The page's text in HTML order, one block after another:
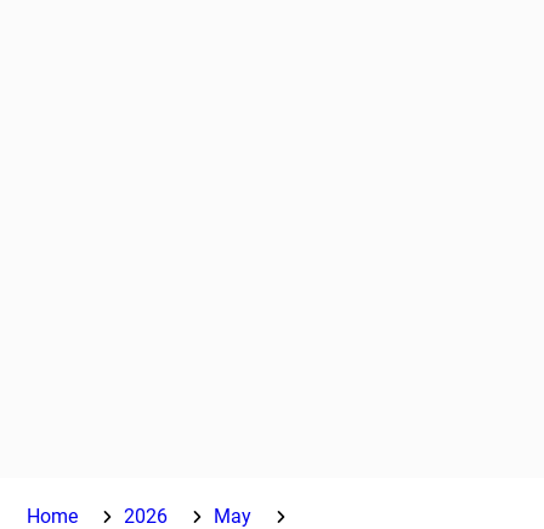
Home 2026
May